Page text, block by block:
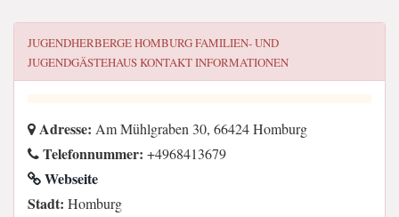
JUGENDHERBERGE HOMBURG FAMILIEN- UND
JUGENDGÄSTEHAUSKONTAKT INFORMATIONEN
Adresse: Am Mühlgraben 30, 66424 Homburg
Telefonnummer: +4968413679
Webseite
Stadt: Homburg